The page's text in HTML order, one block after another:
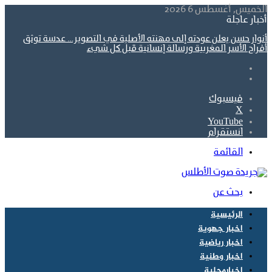
الخميس, أغسطس 6 2026
أخبار عاجلة
أنوار حسن يعلن عودته إلى مهنته الأصلية في التصوير… عدسة توثق
أفراح الأسر المغربية ورسالة إنسانية قبل كل شيء
فيسبوك
‫X
‫YouTube
انستقرام
القائمة
بحث عن
الرئيسية
اخبار جهوية
اخبار رياضية
اخبار وطنية